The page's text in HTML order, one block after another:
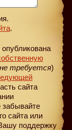
.
требуется)
сайта
забывайте
сайта или
поддержку